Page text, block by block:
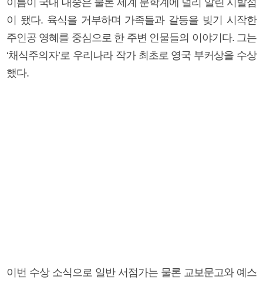
이 됐다. 육식을 거부하며 가족들과 갈등을 빚기 시작한
주인공 영혜를 중심으로 한 주변 인물들의 이야기다. 그는
‘채식주의자’로 우리나라 작가 최초로 영국 부커상을 수상
했다.
이번 수상 소식으로 일반 서점가는 물론 교보문고와 예스